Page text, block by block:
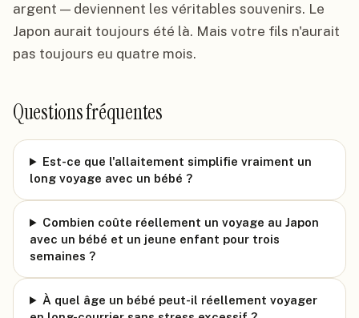
argent — deviennent les véritables souvenirs. Le
Japon aurait toujours été là. Mais votre fils n'aurait
pas toujours eu quatre mois.
Questions fréquentes
Est-ce que l'allaitement simplifie vraiment un
long voyage avec un bébé ?
Combien coûte réellement un voyage au Japon
avec un bébé et un jeune enfant pour trois
semaines ?
À quel âge un bébé peut-il réellement voyager